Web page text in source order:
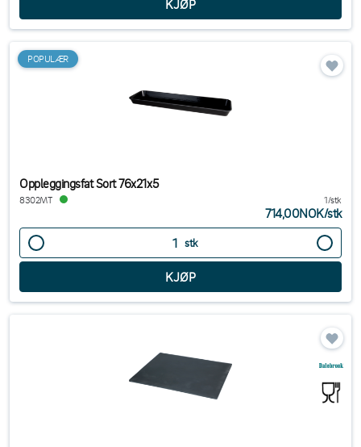
POPULÆR
Oppleggingsfat Sort 76x21x5
8302MT 1/stk
714,00NOK/stk
stk